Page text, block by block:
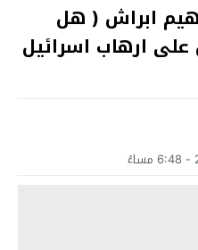
ابراش ( هل
ارهاب اسرائيل